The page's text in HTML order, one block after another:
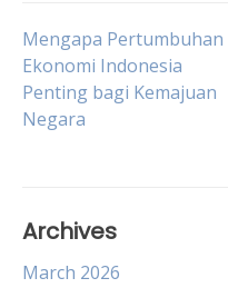
Post
navigation
Mengapa Pertumbuhan
Ekonomi Indonesia
Penting bagi Kemajuan
Negara
Archives
March 2026